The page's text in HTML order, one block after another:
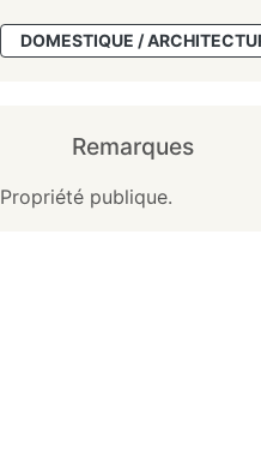
DOMESTIQUE /
Remarques
Propriété publique.